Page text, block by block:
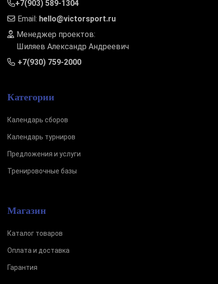
+7(903) 589-1304
Email: hello@victorsport.ru
Менеджер проектов:
Шиляев Александр Андреевич
+7(930) 759-2000
Категории
Календарь сборов
Календарь турниров
Предложения и услуги
Тренировочные базы
Магазин
Каталог товаров
Оплата и доставка
Гарантия